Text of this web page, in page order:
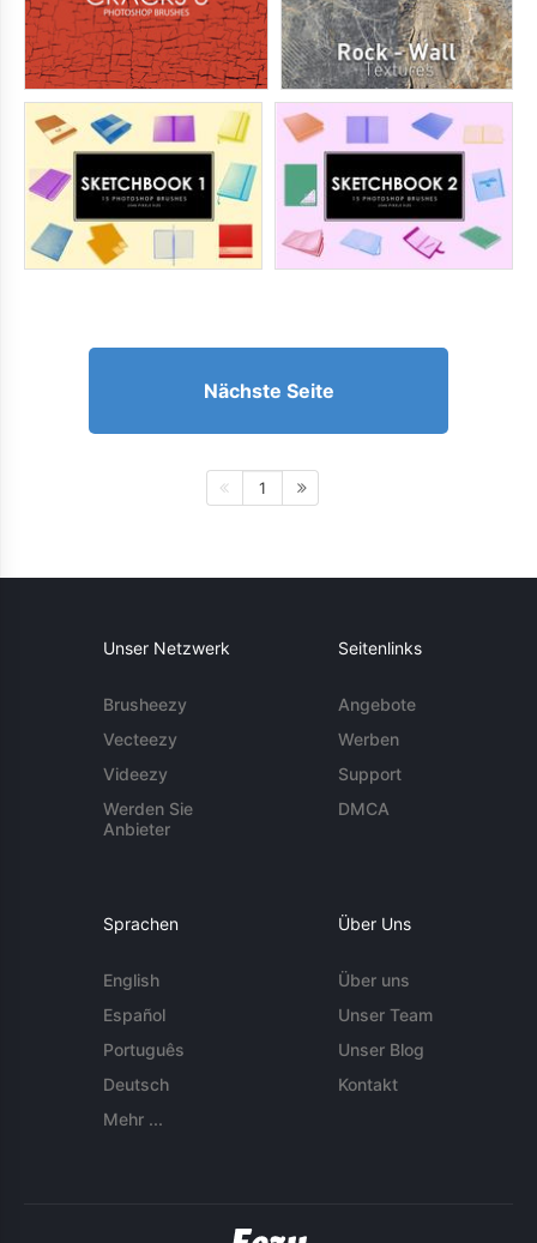
Nächste Seite
1
Unser Netzwerk
Brusheezy
Vecteezy
Videezy
Werden Sie
Anbieter
Seitenlinks
Angebote
Werben
Support
DMCA
Sprachen
English
Español
Português
Deutsch
Mehr ...
Über Uns
Über uns
Unser Team
Unser Blog
Kontakt